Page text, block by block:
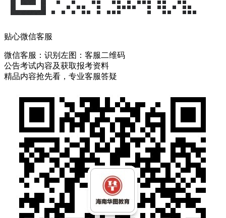
贴心微信客服
微信客服： 识别左图：客服二维码
公告考试内容及获取报考资料
精品内容抢先看，专业客服答疑